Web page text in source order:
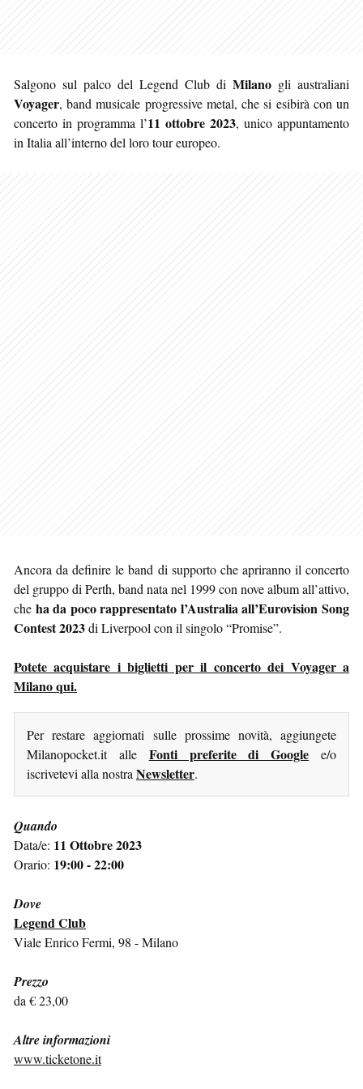
Salgono sul palco del Legend Club di Milano gli australiani
Voyager, band musicale progressive metal, che si esibirà con un
concerto in programma l’11 ottobre 2023, unico appuntamento
in Italia all’interno del loro tour europeo.
Ancora da definire le band di supporto che apriranno il concerto
del gruppo di Perth, band nata nel 1999 con nove album all’attivo,
che ha da poco rappresentato l’Australia all’Eurovision Song
Contest 2023di Liverpool con il singolo “Promise”.
Potete acquistare i biglietti per il concerto dei Voyager a
Milano qui.
Per restare aggiornati sulle prossime novità, aggiungete
Milanopocket.it alle Fonti preferite di Google e/o
iscrivetevi alla nostra Newsletter.
Quando
Data/e: 11 Ottobre 2023
Orario: 19:00 - 22:00
Dove
Legend Club
Viale Enrico Fermi, 98 - Milano
Prezzo
da € 23,00
Altre informazioni
www.ticketone.it